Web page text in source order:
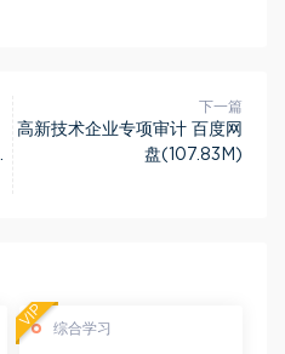
下一篇
高新技术企业专项审计 百度网
盘(107.83M)
综合学习
VIP